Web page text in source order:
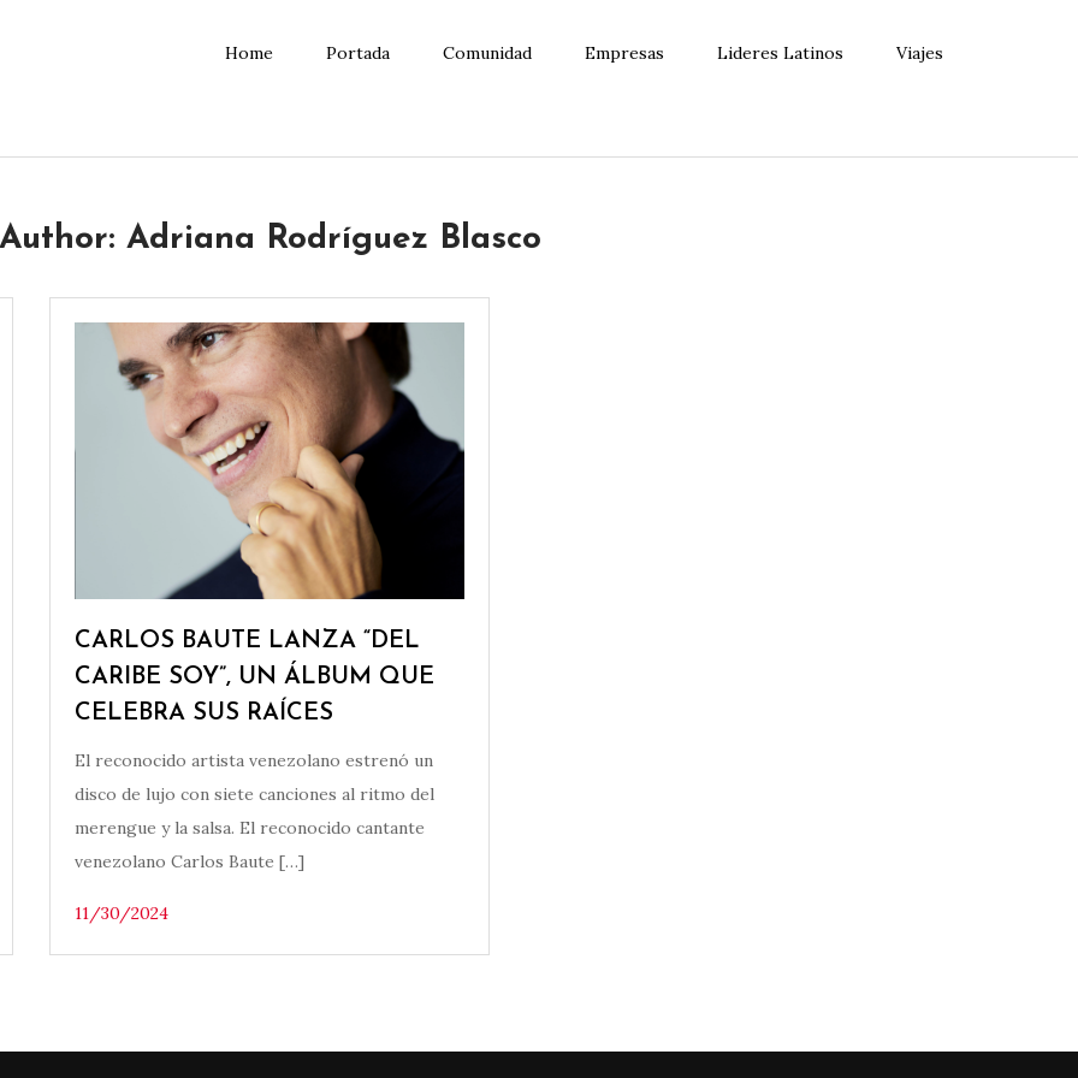
Home Portada Comunidad Empresas Lideres Latinos Viajes
Author: Adriana Rodríguez Blasco
CARLOS BAUTE LANZA “DEL
CARIBE SOY”, UN ÁLBUM QUE
CELEBRA SUS RAÍCES
El reconocido artista venezolano estrenó un
disco de lujo con siete canciones al ritmo del
merengue y la salsa. El reconocido cantante
venezolano Carlos Baute […]
11/30/2024